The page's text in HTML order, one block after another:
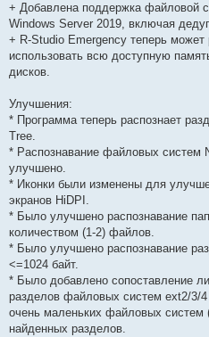
+ Добавлена поддержка файловой
Windows Server 2019, включая
+ R-Studio Emergency теперь
использовать всю доступную
дисков.
Улучшения:
* Программа теперь распознает
Tree.
* Распознавание файловых систем
улучшено.
* Иконки были изменены для
экранов HiDPI.
* Было улучшено распознавание
количеством (1-2) файлов.
* Было улучшено распознавание
<=1024 байт.
* Было добавлено сопоставление
разделов файловых систем ext2/3/
очень маленьких файловых систем
найденных разделов.